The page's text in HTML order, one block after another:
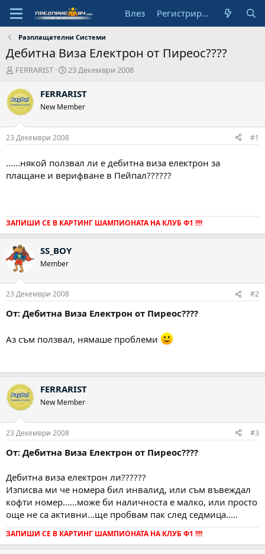
Влез Регистрирай се
Разплащателни Системи
Дебитна Виза Електрон от Пиреос????
А
т
о
р
FERRARIST
Н
ч
л
а
д
т
а
23 Декември 2008
FERRARIST
New Member
23 Декември 2008 #1
......някой ползвал ли е дебитна виза електрон за
плащане и верифване в Пейпал??????
ЗАПИШИ СЕ В КАРТИНГ ШАМПИОНАТА НА КЛУБ Ф1 !!!!
SS_BOY
Member
23 Декември 2008 #2
От: Дебитна Виза Електрон от Пиреос????
Аз съм ползвал, нямаше проблеми
FERRARIST
New Member
23 Декември 2008 #3
От: Дебитна Виза Електрон от Пиреос????
Дебитна виза електрон ли??????
Изписва ми че номера бил инвалид, или съм въвеждал
кофти номер......може би наличноста е малко, или просто
още не са активни...ще пробвам пак след седмица.....
ЗАПИШИ СЕ В КАРТИНГ ШАМПИОНАТА НА КЛУБ Ф1 !!!!